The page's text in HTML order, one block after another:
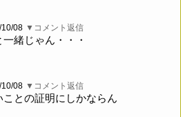
08 ▼コメント返信
緒じゃん・・・
08 ▼コメント返信
との証明にしかならん